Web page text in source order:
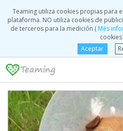
Teaming utiliza cookies propias para
plataforma. NO utiliza cookies de
de terceros para la medición (Més
Aceptar